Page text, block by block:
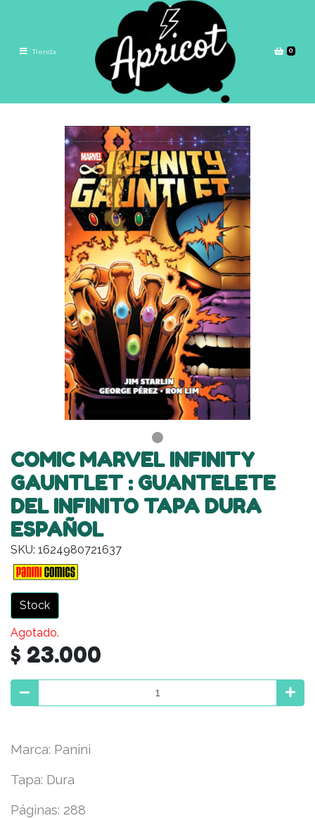
Tienda 0
COMIC MARVEL INFINITY
GAUNTLET : GUANTELETE
DEL INFINITO TAPA DURA
ESPAÑOL
SKU: 1624980721637
Stock
Agotado.
$ 23.000
Marca: Panini
Tapa: Dura
Páginas: 288